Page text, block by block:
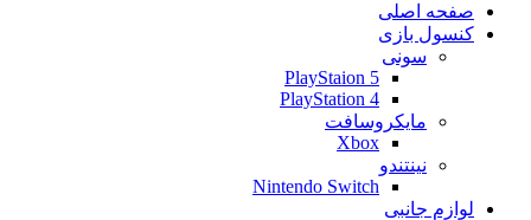
صفحه اصلی
کنسول بازی
سونی
PlayStaion 5
PlayStation 4
مایکروسافت
Xbox
نینتندو
Nintendo Switch
لوازم جانبی